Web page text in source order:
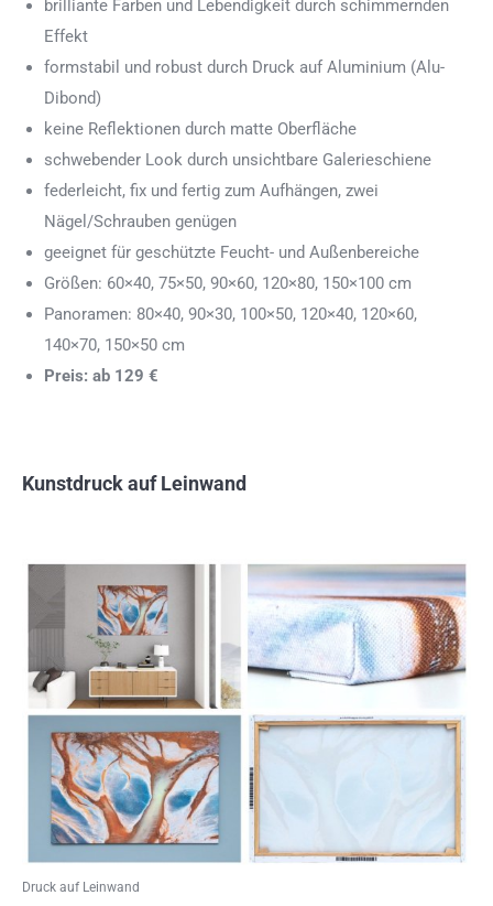
brilliante Farben und Lebendigkeit durch schimmernden
Effekt
formstabil und robust durch Druck auf Aluminium (Alu-
Dibond)
keine Reflektionen durch matte Oberfläche
schwebender Look durch unsichtbare Galerieschiene
federleicht, fix und fertig zum Aufhängen, zwei
Nägel/Schrauben genügen
geeignet für geschützte Feucht- und Außenbereiche
Größen: 60×40, 75×50, 90×60, 120×80, 150×100 cm
Panoramen: 80×40, 90×30, 100×50, 120×40, 120×60,
140×70, 150×50 cm
Preis: ab 129 €
Kunstdruck auf Leinwand
Druck auf Leinwand